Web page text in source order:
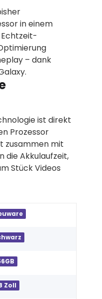
in einem
– dank
ist direkt
Prozessor
zusammen mit
die Akkulaufzeit,
Stück Videos
Zoll